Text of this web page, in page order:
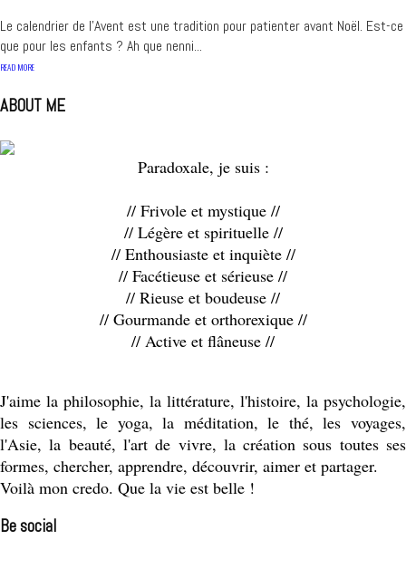
Le calendrier de l'Avent est une tradition pour patienter avant Noël. Est-ce
que pour les enfants ? Ah que nenni...
READ MORE
ABOUT ME
Paradoxale, je suis :
// Frivole et mystique //
// Légère et spirituelle //
// Enthousiaste et inquiète //
// Facétieuse et sérieuse //
// Rieuse et boudeuse //
// Gourmande et orthorexique //
// Active et flâneuse //
J'aime la philosophie, la littérature, l'histoire, la psychologie,
les sciences, le yoga, la méditation, le thé, les voyages,
l'Asie, la beauté, l'art de vivre, la création sous toutes ses
formes, chercher, apprendre, découvrir, aimer et partager.
Voilà mon credo. Que la vie est belle !
Be social